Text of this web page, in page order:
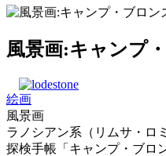
風景画:キャンプ
絵画
風景画
ラノシアン系（リムサ・ロ
探検手帳「キャンプ・ブロ